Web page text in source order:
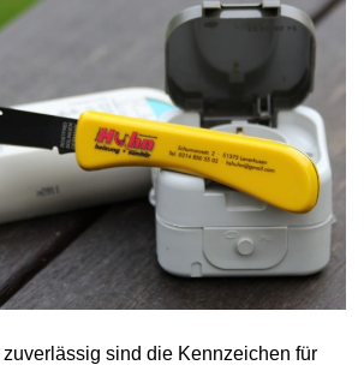
sind die Kennzeichen für